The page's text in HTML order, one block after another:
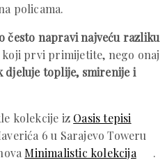
policama.
često napravi najveću razliku
koji prvi primijetite, nego onaj
djeluje toplije, smirenije i
kolekcije iz Oasis tepisi
6 u Sarajevo Toweru
Minimalistic kolekcija .